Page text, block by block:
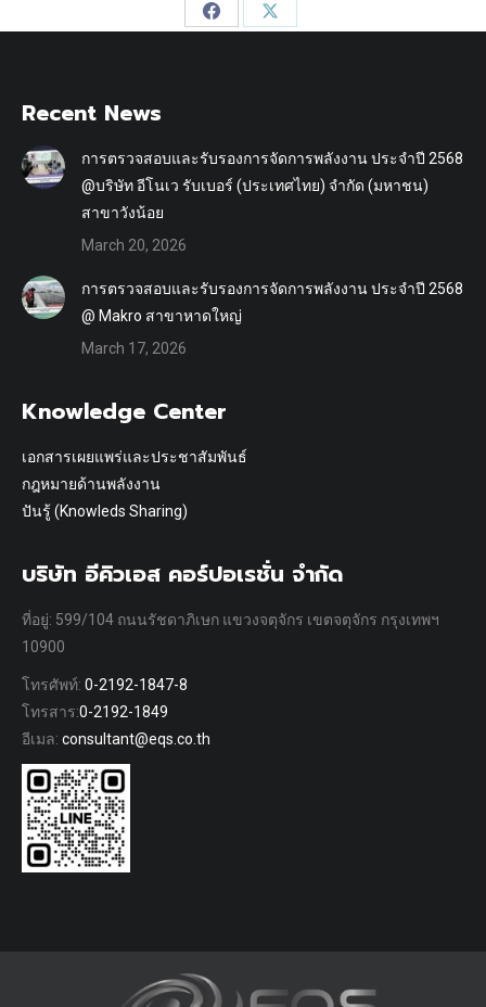
Share Share
Recent News
การตรวจสอบและรับรองการจัดการพลังงาน ประจำปี 2568
@บริษัท อีโนเว รับเบอร์ (ประเทศไทย) จำกัด (มหาชน)
สาขาวังน้อย
March 20, 2026
การตรวจสอบและรับรองการจัดการพลังงาน ประจำปี 2568
@ Makro สาขาหาดใหญ่
March 17, 2026
Knowledge Center
เอกสารเผยแพร่และประชาสัมพันธ์
กฎหมายด้านพลังงาน
ปันรู้ (Knowleds Sharing)
บริษัท อีคิวเอส คอร์ปอเรชั่น จำกัด
ที่อยู่: 599/104 ถนนรัชดาภิเษก แขวงจตุจักร เขตจตุจักร กรุงเทพฯ
10900
โทรศัพท์: 0-2192-1847-8
โทรสาร:0-2192-1849
อีเมล: consultant@eqs.co.th